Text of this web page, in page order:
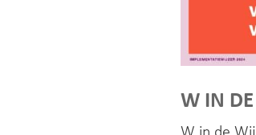
W IN DE